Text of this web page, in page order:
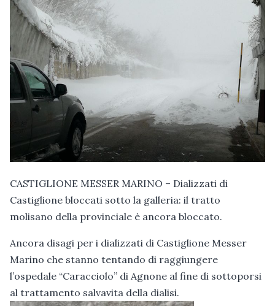
CASTIGLIONE MESSER MARINO – Dializzati di
Castiglione bloccati sotto la galleria: il tratto
molisano della provinciale è ancora bloccato.
Ancora disagi per i dializzati di Castiglione Messer
Marino che stanno tentando di raggiungere
l’ospedale “Caracciolo” di Agnone al fine di sottoporsi
al trattamento salvavita della dialisi.